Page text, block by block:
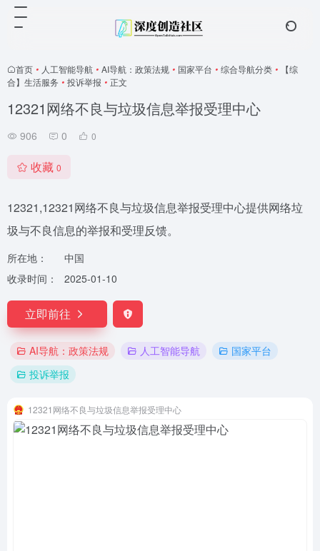
首页 • 人工智能导航 • AI导航：政策法规 • 国家平台 • 综合导航分类 •
【综
合】生活服务 • 投诉举报 • 正文
12321网络不良与垃圾信息举报受理中心
906 0 0
收藏 0
12321,12321网络不良与垃圾信息举报受理中心提供网络垃
圾与不良信息的举报和受理反馈。
所在地：
中国
收录时间：
2025-01-10
立即前往
AI导航：政策法规 人工智能导航
国家平台
投诉举报
12321网络不良与垃圾信息举报受理中心